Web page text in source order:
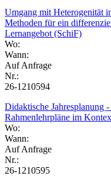
Umgang mit Heterogenität
Methoden für ein
Lernangebot (SchiF)
Wo:
Wann:
Auf Anfrage
Nr.:
26-1210594
Didaktische Jahresplanung
Rahmenlehrpläne im
Wo:
Wann:
Auf Anfrage
Nr.:
26-1210595